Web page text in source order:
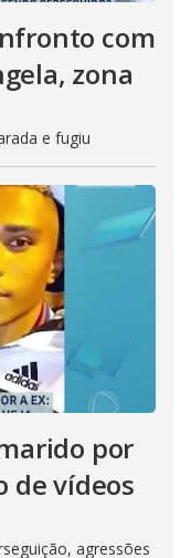
com
zona
e fugiu
por
de vídeos
agressões